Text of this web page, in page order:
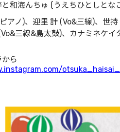
和海んちゅ (うえちひとしとな
アノ)、迎里 計 (Vo&三線)、世持
三線&島太鼓)、カナミネケ
ら